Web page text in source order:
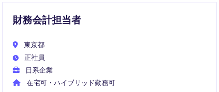
財務会計担当者
東京都
正社員
日系企業
在宅可・ハイブリッド勤務可